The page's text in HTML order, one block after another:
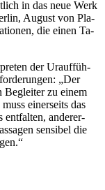
in das neue Werk
Au­gust von Pla­
die ei­nen Ta­
der Ur­auf­füh­
„Der
Be­glei­ter zu ei­nem
ei­ner­seits das
ent­fal­ten, an­de­rer­
sen­si­bel die